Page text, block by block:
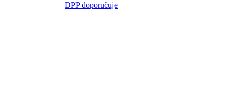
DPP doporučuje